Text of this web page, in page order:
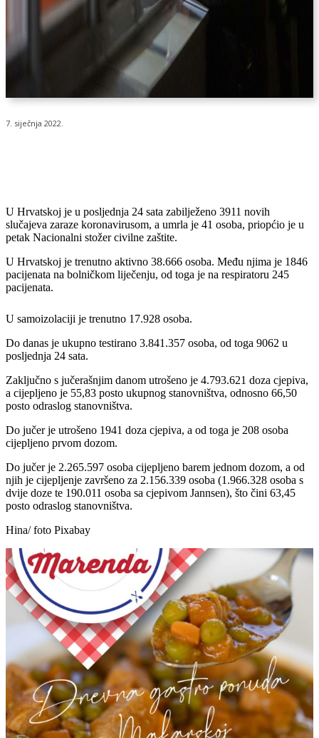
7. siječnja 2022.
U Hrvatskoj je u posljednja 24 sata zabilježeno 3911 novih
slučajeva zaraze koronavirusom, a umrla je 41 osoba, priopćio je u
petak Nacionalni stožer civilne zaštite.
U Hrvatskoj je trenutno aktivno 38.666 osoba. Među njima je 1846
pacijenata na bolničkom liječenju, od toga je na respiratoru 245
pacijenata.
U samoizolaciji je trenutno 17.928 osoba.
Do danas je ukupno testirano 3.841.357 osoba, od toga 9062 u
posljednja 24 sata.
Zaključno s jučerašnjim danom utrošeno je 4.793.621 doza cjepiva,
a cijepljeno je 55,83 posto ukupnog stanovništva, odnosno 66,50
posto odraslog stanovništva.
Do jučer je utrošeno 1941 doza cjepiva, a od toga je 208 osoba
cijepljeno prvom dozom.
Do jučer je 2.265.597 osoba cijepljeno barem jednom dozom, a od
njih je cijepljenje završeno za 2.156.339 osoba (1.966.328 osoba s
dvije doze te 190.011 osoba sa cjepivom Jannsen), što čini 63,45
posto odraslog stanovništva.
Hina/ foto Pixabay